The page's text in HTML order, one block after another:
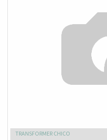
TRANSFORMER CHICO